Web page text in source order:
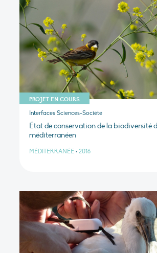
PROJET EN COURS
Interfaces Sciences-Société
État de conservation de la biodiversité
méditerranéen
MÉDITERRANÉE • 2016